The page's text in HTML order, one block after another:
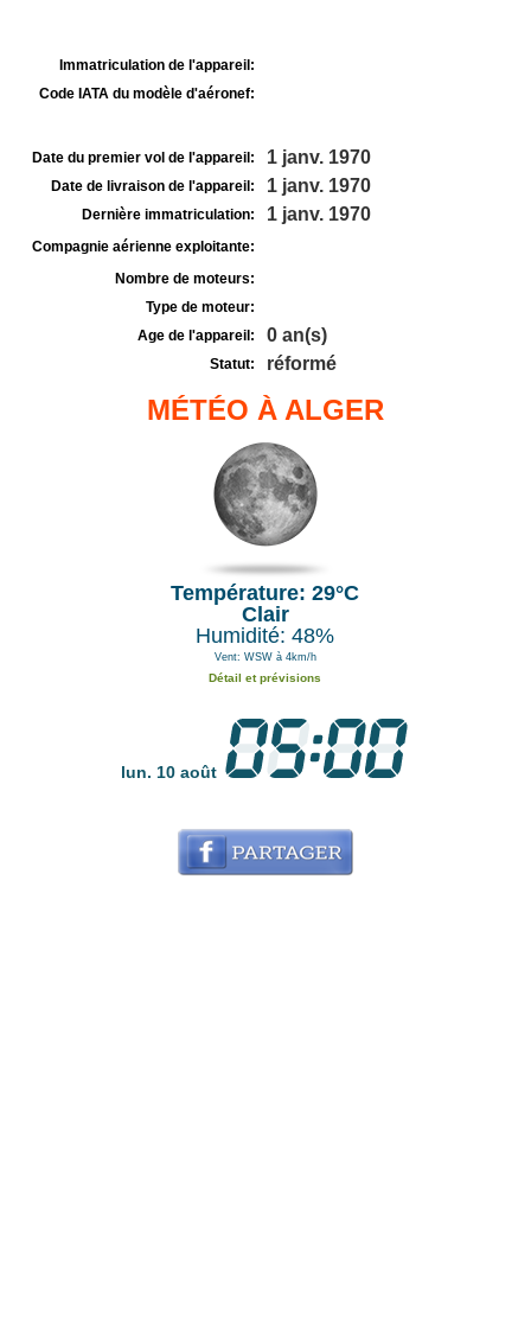
Immatriculation de l'appareil:
Code IATA du modèle d'aéronef:
Date du premier vol de l'appareil: 1 janv. 1970
Date de livraison de l'appareil: 1 janv. 1970
Dernière immatriculation: 1 janv. 1970
Compagnie aérienne exploitante:
Nombre de moteurs:
Type de moteur:
Age de l'appareil:
0 an(s)
Statut: réformé
MÉTÉO À ALGER
Température: 29°C
Clair
Humidité: 48%
Vent: WSW à 4km/h
Détail et prévisions
lun. 10 août